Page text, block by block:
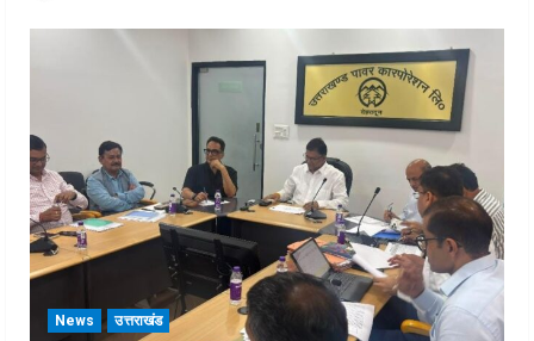
News उत्तराखंड